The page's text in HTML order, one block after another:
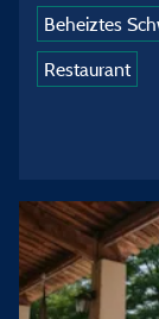
Beheiztes
Restaurant